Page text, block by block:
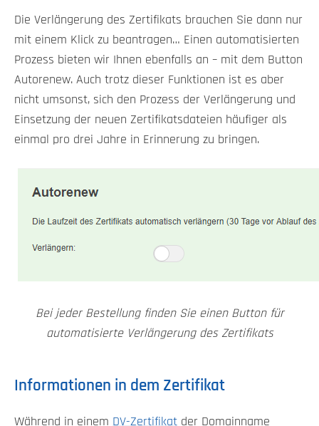
Die Verlängerung des Zertifikats brauchen Sie dann nur
mit einem Klick zu beantragen… Einen automatisierten
Prozess bieten wir Ihnen ebenfalls an – mit dem Button
Autorenew. Auch trotz dieser Funktionen ist es aber
nicht umsonst, sich den Prozess der Verlängerung und
Einsetzung der neuen Zertifikatsdateien häufiger als
einmal pro drei Jahre in Erinnerung zu bringen.
Bei jeder Bestellung finden Sie einen Button für
automatisierte Verlängerung des Zertifikats
Informationen in dem Zertifikat
Während in einem DV-Zertifikat der Domainname